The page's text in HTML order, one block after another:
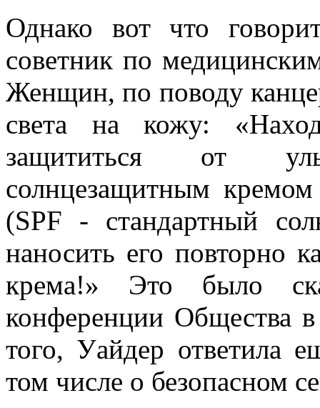
Однако вот что
советник по
Женщин, по поводу
света на кожу:
защититься от
солнцезащитным
(SPF - стандартный
наносить его повторно
крема!» Это было
конференции Общества
того, Уайдер ответила
том числе о безопасном